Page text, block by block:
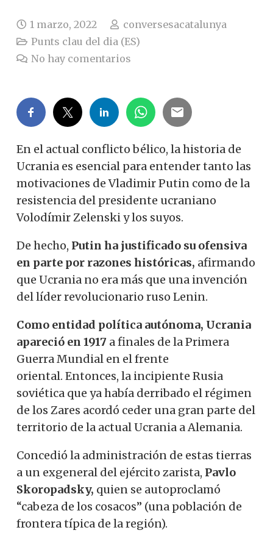
1 marzo, 2022
conversesacatalunya
Punts clau del dia (ES)
No hay comentarios
En el actual conflicto bélico, la historia de
Ucrania es esencial para entender tanto las
motivaciones de Vladimir Putin como de la
resistencia del presidente ucraniano
Volodímir Zelenski y los suyos.
De hecho, Putin ha justificado su ofensiva
en parte por razones históricas, afirmando
que Ucrania no era más que una invención
del líder revolucionario ruso Lenin.
Como entidad política autónoma, Ucrania
apareció en 1917 a finales de la Primera
Guerra Mundial en el frente
oriental. Entonces, la incipiente Rusia
soviética que ya había derribado el régimen
de los Zares acordó ceder una gran parte del
territorio de la actual Ucrania a Alemania.
Concedió la administración de estas tierras
a un exgeneral del ejército zarista, Pavlo
Skoropadsky, quien se autoproclamó
“cabeza de los cosacos” (una población de
frontera típica de la región).